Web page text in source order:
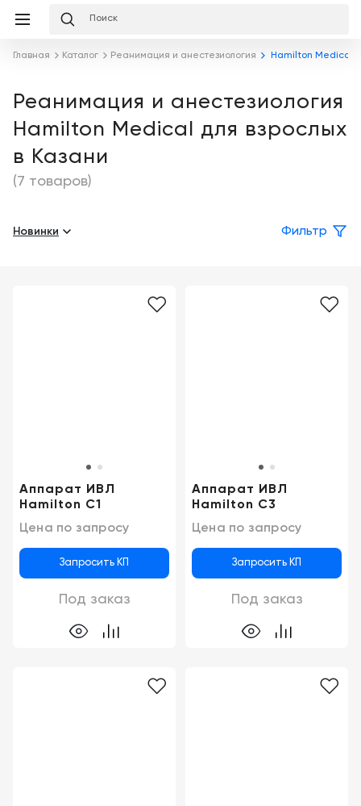
Клиника
ключ
Готовый
кабинет
ваш
Лизинг
Льготное
кредитование
Сервисное
Карьера
товарах
Главная Каталог Реанимация и анестезиология Hamilton Medical
Реанимация и анестезиология
Hamilton Medical для взрослых
в Казани
(7 товаров)
Новинки Фильтр
Аппарат ИВЛ
Hamilton C1
Цена по запросу
Запросить КП
Под заказ
Аппарат ИВЛ
Hamilton C3
Цена по запросу
Запросить КП
Под заказ